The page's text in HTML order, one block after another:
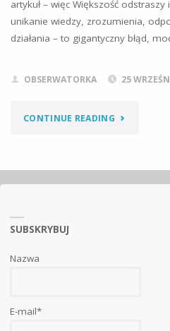
artykuł – więc Większość
unikanie wiedzy, zrozumienia,
działania – to gigantyczny błąd,
OBSERWATORKA 25
CONTINUE READING"KRYZYS
SUBSKRYBUJ
Nazwa
E-mail*